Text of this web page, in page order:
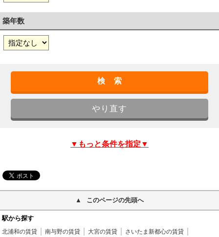
築年数
▼もっと条件を指定▼
このページの先頭へ
駅から探す
北浦和の賃貸 南与野の賃貸 大宮の賃貸
さいたま新都心の賃貸